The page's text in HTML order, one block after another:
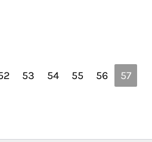
53 54 55 56
57